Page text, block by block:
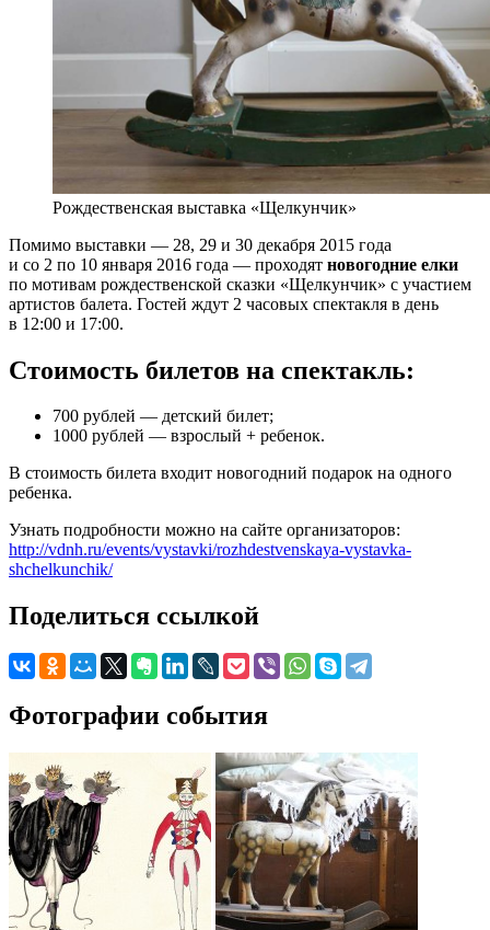
Рождественская выставка «Щелкунчик»
Помимо выставки — 28, 29 и 30 декабря 2015 года
и со 2 по 10 января 2016 года — проходят новогодние елки
по мотивам рождественской сказки «Щелкунчик» с участием
артистов балета. Гостей ждут 2 часовых спектакля в день
в 12:00 и 17:00.
Стоимость билетов на спектакль:
700 рублей — детский билет;
1000 рублей — взрослый + ребенок.
В стоимость билета входит новогодний подарок на одного
ребенка.
Узнать подробности можно на сайте организаторов:
http://vdnh.ru/events/vystavki/rozhdestvenskaya-vystavka-
shchelkunchik/
Поделиться ссылкой
Фотографии события